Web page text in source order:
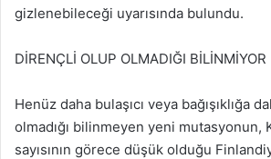
gizlenebileceği uyarısında bulundu.
DİRENÇLİ OLUP OLMADIĞI BİLİNMİYOR
Henüz daha bulaşıcı veya bağışıklığa
olmadığı bilinmeyen yeni mutasyonun,
sayısının görece düşük olduğu